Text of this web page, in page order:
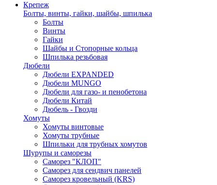
Крепеж
Болты, винты, гайки, шайбы, шпилька
Болты
Винты
Гайки
Шайбы и Стопорные кольца
Шпилька резьбовая
Дюбели
Дюбели EXPANDED
Дюбели MUNGO
Дюбели для газо- и пенобетона
Дюбели Китай
Дюбель - Гвозди
Хомуты
Хомуты винтовые
Хомуты трубные
Шпильки для трубных хомутов
Шурупы и саморезы
Саморез "КЛОП"
Саморез для сендвич панелей
Саморез кровельный (KRS)